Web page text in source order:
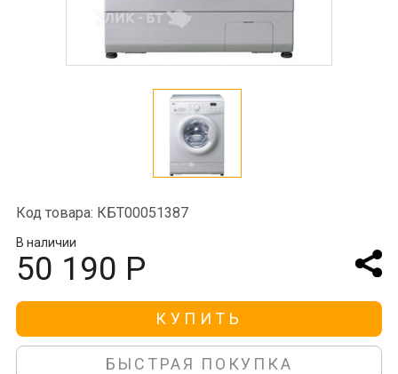
Код товара: КБТ00051387
В наличии
50 190 Р
КУПИТЬ
БЫСТРАЯ ПОКУПКА